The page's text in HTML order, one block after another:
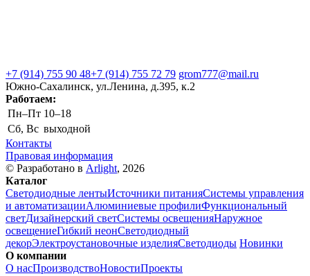
+7 (914) 755 90 48+7 (914) 755 72 79 grom777@mail.ru
Южно-Сахалинск, ул.Ленина, д.395, к.2
Работаем:
Пн–Пт 10–18
Сб, Вс выходной
Контакты
Правовая информация
© Разработано в Arlight, 2026
Каталог
Светодиодные лентыИсточники питанияСистемы управления
и автоматизацииАлюминиевые профилиФункциональный
светДизайнерский светСистемы освещенияНаружное
освещениеГибкий неонСветодиодный
декорЭлектроустановочные изделияСветодиоды Новинки
О компании
О насПроизводствоНовостиПроекты